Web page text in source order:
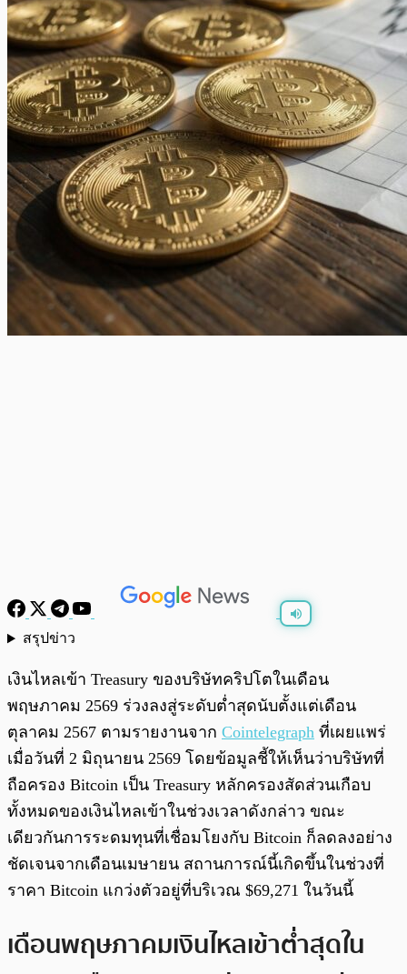
สรุปข่าว
เงินไหลเข้า Treasury ของบริษัทคริปโตในเดือน
พฤษภาคม 2569 ร่วงลงสู่ระดับต่ำสุดนับตั้งแต่เดือน
ตุลาคม 2567 ตามรายงานจาก Cointelegraph ที่เผยแพร่
เมื่อวันที่ 2 มิถุนายน 2569 โดยข้อมูลชี้ให้เห็นว่าบริษัทที่
ถือครอง Bitcoin เป็น Treasury หลักครองสัดส่วนเกือบ
ทั้งหมดของเงินไหลเข้าในช่วงเวลาดังกล่าว ขณะ
เดียวกันการระดมทุนที่เชื่อมโยงกับ Bitcoin ก็ลดลงอย่าง
ชัดเจนจากเดือนเมษายน สถานการณ์นี้เกิดขึ้นในช่วงที่
ราคา Bitcoin แกว่งตัวอยู่ที่บริเวณ $69,271 ในวันนี้
เดือนพฤษภาคมเงินไหลเข้าต่ำสุดใน